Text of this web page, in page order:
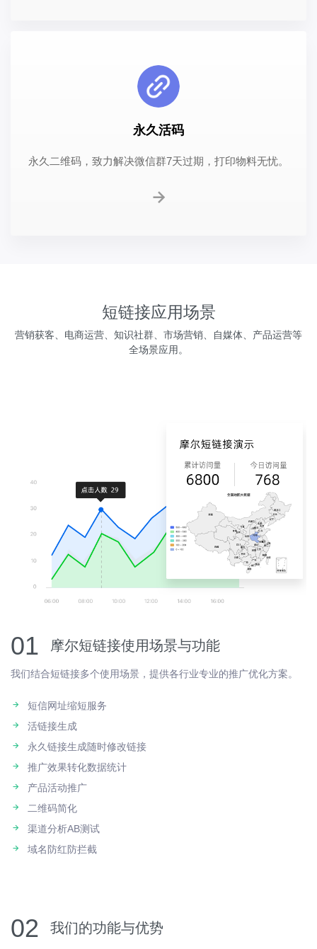
永久活码
永久二维码，致力解决微信群7天过期，打印物料无忧。
短链接应用场景
营销获客、电商运营、知识社群、市场营销、自媒体、产品运营等
全场景应用。
01 摩尔短链接使用场景与功能
我们结合短链接多个使用场景，提供各行业专业的推广优化方案。
短信网址缩短服务
活链接生成
永久链接生成随时修改链接
推广效果转化数据统计
产品活动推广
二维码简化
渠道分析AB测试
域名防红防拦截
02 我们的功能与优势